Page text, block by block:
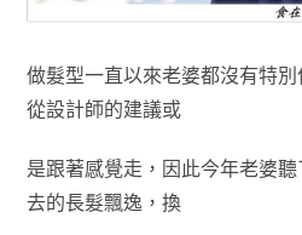
做髮型一直以來老婆都沒有特
從設計師的建議或
是跟著感覺走 ， 因此今年老婆
去的長髮飄逸，換